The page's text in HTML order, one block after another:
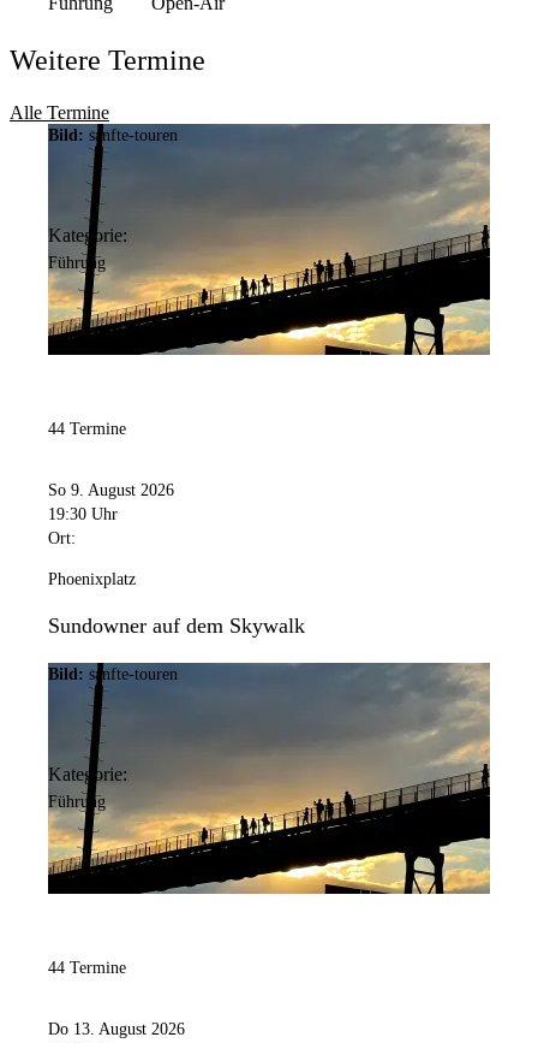
Weitere Termine
Alle Termine
Bild: sanfte-touren
Kategorie:
Führung
44 Termine
So 9. August 2026
19:30 Uhr
Ort:
Phoenixplatz
Sundowner auf dem Skywalk
Bild: sanfte-touren
Kategorie:
Führung
44 Termine
Do 13. August 2026